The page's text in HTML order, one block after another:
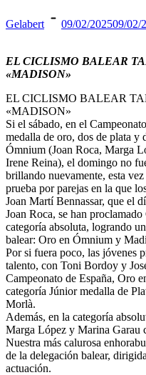
Gelabert 09/02/202509/02/
EL CICLISMO BALEAR
«MADISON»
EL CICLISMO BALEAR
«MADISON»
Si el sábado, en el
medalla de oro, dos de plata y
Ómnium (Joan Roca, Marga
Irene Reina), el domingo no
brillando nuevamente, esta
prueba por parejas en la que
Joan Martí Bennassar, que el
Joan Roca, se han
categoría absoluta, logrando
balear: Oro en Ómnium y
Por si fuera poco, las jóvenes
talento, con Toni Bordoy y
Campeonato de España, Oro
categoría Júnior medalla de
Morlà.
Además, en la categoría
Marga López y Marina Garau
Nuestra más calurosa
de la delegación balear,
actuación.